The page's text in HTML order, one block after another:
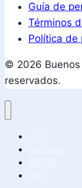
Guía de
Términos
Política de
© 2026 Buenos
reservados.